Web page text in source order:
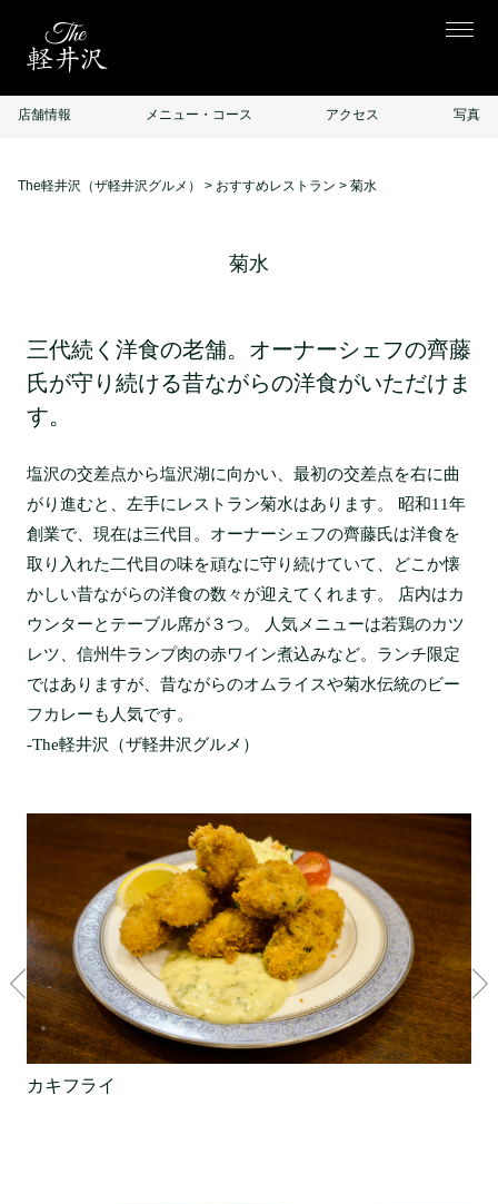
店舗情報 メニュー・コース アクセス 写真
The軽井沢（ザ軽井沢グルメ） > おすすめレストラン > 菊水
菊水
三代続く洋食の老舗。オーナーシェフの齊藤
氏が守り続ける昔ながらの洋食がいただけま
す。
塩沢の交差点から塩沢湖に向かい、最初の交差点を右に曲
がり進むと、左手にレストラン菊水はあります。 昭和11年
創業で、現在は三代目。オーナーシェフの齊藤氏は洋食を
取り入れた二代目の味を頑なに守り続けていて、どこか懐
かしい昔ながらの洋食の数々が迎えてくれます。 店内はカ
ウンターとテーブル席が３つ。 人気メニューは若鶏のカツ
レツ、信州牛ランプ肉の赤ワイン煮込みなど。ランチ限定
ではありますが、昔ながらのオムライスや菊水伝統のビー
フカレーも人気です。
-The軽井沢（ザ軽井沢グルメ）
カキフライ